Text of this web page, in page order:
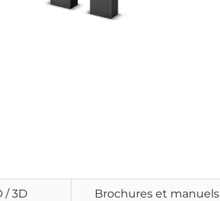
/ 3D Brochures et manuels